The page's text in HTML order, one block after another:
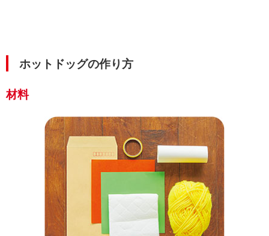
ホットドッグの作り方
材料